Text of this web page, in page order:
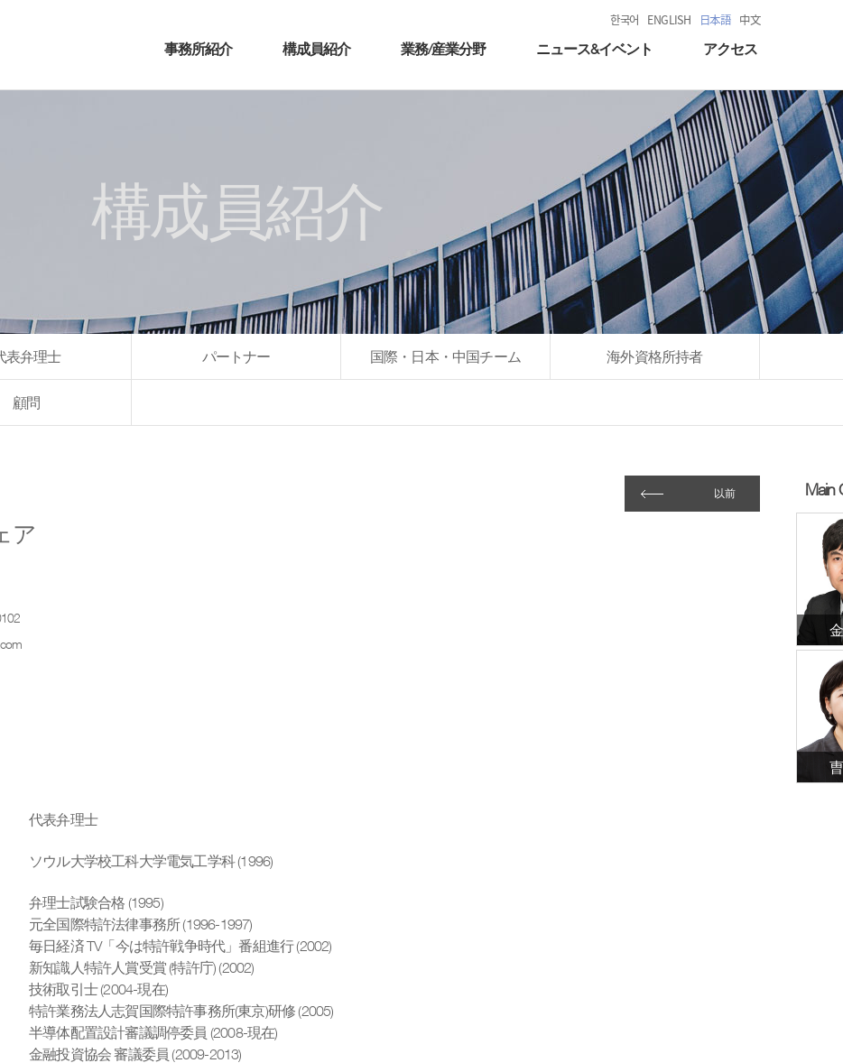
한국어 ENGLISH 日本語 中文
事務所紹介
構成員紹介 業務/産業分野 ニュース&イベント アクセス
構成員紹介
表弁理士 パートナー 国際・日本・中国チーム 海外資格所持者
顧問
ア
代表弁理士
ソウル大学校工科大学電気工学科 (1996)
弁理士試験合格 (1995)
元全国際特許法律事務所 (1996-1997)
毎日経済 TV「今は特許戦争時代」番組進行 (2002)
新知識人特許人賞受賞 (特許庁) (2002)
技術取引士 (2004-現在)
特許業務法人志賀国際特許事務所(東京)研修 (2005)
半導体配置設計審議調停委員 (2008-現在)
金融投資協会 審議委員 (2009-2013)
以前 Main